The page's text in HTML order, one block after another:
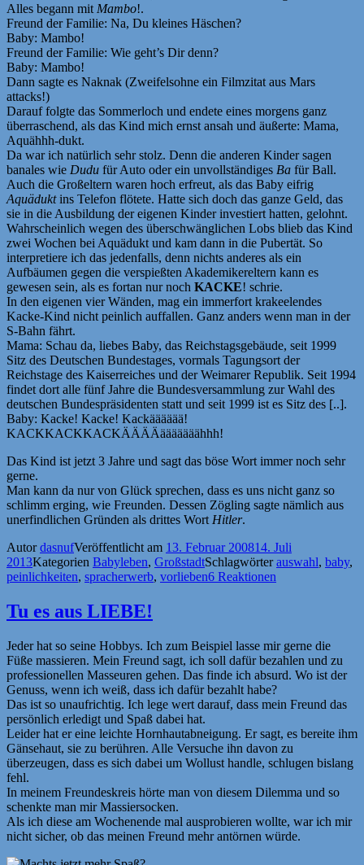
Alles begann mit Mambo!.
Freund der Familie: Na, Du kleines Häschen?
Baby: Mambo!
Freund der Familie: Wie geht’s Dir denn?
Baby: Mambo!
Dann sagte es Naknak (Zweifelsohne ein Filmzitat aus Mars
attacks!)
Darauf folgte das Sommerloch und endete eines morgens ganz
überraschend, als das Kind mich ernst ansah und äußerte: Mama,
Aquähhh-dukt.
Da war ich natürlich sehr stolz. Denn die anderen Kinder sagen
banales wie Dudu für Auto oder ein unvollständiges Ba für Ball.
Auch die Großeltern waren hoch erfreut, als das Baby eifrig
Aquäduktins Telefon flötete. Hatte sich doch das ganze Geld, das
sie in die Ausbildung der eigenen Kinder investiert hatten, gelohnt.
Wahrscheinlich wegen des überschwänglichen Lobs blieb das Kind
zwei Wochen bei Aquädukt und kam dann in die Pubertät. So
interpretiere ich das jedenfalls, denn nichts anderes als ein
Aufbäumen gegen die verspießten Akademikereltern kann es
gewesen sein, als es fortan nur noch KACKE! schrie.
In den eigenen vier Wänden, mag ein immerfort krakeelendes
Kacke-Kind nicht peinlich auffallen. Ganz anders wenn man in der
S-Bahn fährt.
Mama: Schau da, liebes Baby, das Reichstagsgebäude, seit 1999
Sitz des Deutschen Bundestages, vormals Tagungsort der
Reichstage des Kaiserreiches und der Weimarer Republik. Seit 1994
findet dort alle fünf Jahre die Bundesversammlung zur Wahl des
deutschen Bundespräsidenten statt und seit 1999 ist es Sitz des [..].
Baby: Kacke! Kacke! Kackääääää!
KACKKACKKACKÄÄÄÄääääääähhh!
Das Kind ist jetzt 3 Jahre und sagt das böse Wort immer noch sehr
gerne.
Man kann da nur von Glück sprechen, dass es uns nicht ganz so
schlimm erging, wie Freunden. Dessen Zögling sagte nämlich aus
unerfindlichen Gründen als drittes Wort Hitler.
AutordasnufVeröffentlicht am 13. Februar 200814. Juli
2013Kategorien Babyleben, GroßstadtSchlagwörterauswahl, baby,
peinlichkeiten, spracherwerb, vorlieben6 Reaktionen
Tu es aus LIEBE!
Jeder hat so seine Hobbys. Ich zum Beispiel lasse mir gerne die
Füße massieren. Mein Freund sagt, ich soll dafür bezahlen und zu
professionellen Masseuren gehen. Das finde ich absurd. Wo ist der
Genuss, wenn ich weiß, dass ich dafür bezahlt habe?
Das ist so unaufrichtig. Ich lege wert darauf, dass mein Freund das
persönlich erledigt und Spaß dabei hat.
Leider hat er eine leichte Hornhautabneigung. Er sagt, es bereite ihm
Gänsehaut, sie zu berühren. Alle Versuche ihn davon zu
überzeugen, dass es sich dabei um Wollust handle, schlugen bislang
fehl.
In meinem Freundeskreis hörte man von diesem Dilemma und so
schenkte man mir Massiersocken.
Als ich diese am Wochenende mal ausprobieren wollte, war ich mir
nicht sicher, ob das meinen Freund mehr antörnen würde.